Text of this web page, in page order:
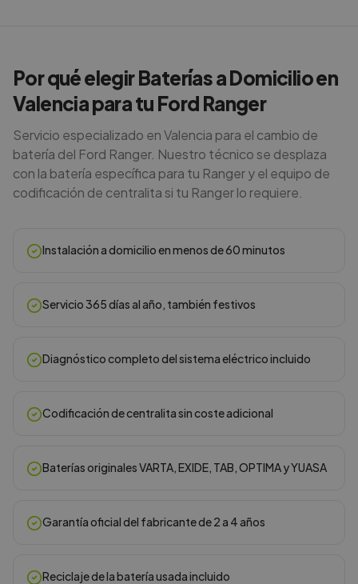
Por qué elegir Baterías a Domicilio en
Valencia para tu Ford Ranger
Servicio especializado en Valencia para el cambio de
batería del Ford Ranger. Nuestro técnico se desplaza
con la batería específica para tu Ranger y el equipo de
codificación de centralita si tu Ranger lo requiere.
Instalación a domicilio en menos de 60 minutos
Servicio 365 días al año, también festivos
Diagnóstico completo del sistema eléctrico incluido
Codificación de centralita sin coste adicional
Baterías originales VARTA, EXIDE, TAB, OPTIMA y YUASA
Garantía oficial del fabricante de 2 a 4 años
Reciclaje de la batería usada incluido